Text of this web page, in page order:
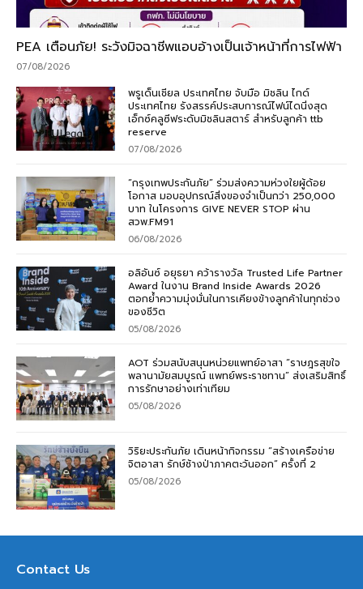
PEA เตือนภัย! ระวังมิจฉาชีพแอบอ้างเป็นเจ้าหน้าที่การไฟฟ้า
07/08/2026
พรูเด็นเชียล ประเทศไทย จับมือ มิชลิน ไกด์
ประเทศไทย รังสรรค์ประสบการณ์ไฟน์ไดนิ่งสุด
เอ็กซ์คลูซีฟระดับมิชลินสตาร์ สำหรับลูกค้า ttb
reserve
07/08/2026
“กรุงเทพประกันภัย” ร่วมส่งความห่วงใยผู้ด้อย
โอกาส มอบอุปกรณ์สิ่งของจำเป็นกว่า 250,000
บาท ในโครงการ GIVE NEVER STOP ผ่าน
สวพ.FM91
06/08/2026
อลิอันซ์ อยุธยา คว้ารางวัล Trusted Life Partner
Award ในงาน Brand Inside Awards 2026
ตอกย้ำความมุ่งมั่นในการเคียงข้างลูกค้าในทุกช่วง
ของชีวิต
05/08/2026
AOT ร่วมสนับสนุนหน่วยแพทย์อาสา “ราษฎรสุขใจ
พลานามัยสมบูรณ์ แพทย์พระราชทาน” ส่งเสริมสิทธิ์
การรักษาอย่างเท่าเทียม
05/08/2026
วิริยะประกันภัย เดินหน้ากิจกรรม “สร้างเครือข่าย
จิตอาสา รักษ์ช้างป่าภาคตะวันออก” ครั้งที่ 2
05/08/2026
Contact Us